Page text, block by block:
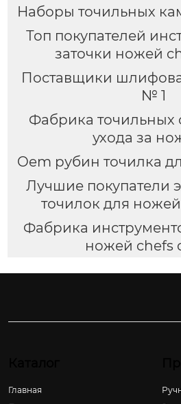
Наборы точильных
Топ покупателей
заточки ножей
Поставщики
№ 1
Фабрика точильных
ухода за
Oem рубин точилка
Лучшие покупатели
точилок для
Фабрика
ножей chefs
Главная